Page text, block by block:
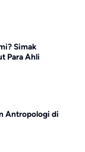
Simak
Para Ahli
Antropologi di